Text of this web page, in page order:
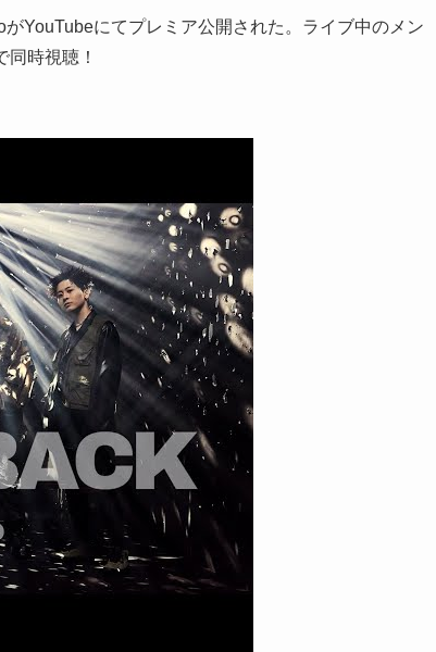
YouTubeにてプレミア公開された。ライブ中のメン
時視聴！